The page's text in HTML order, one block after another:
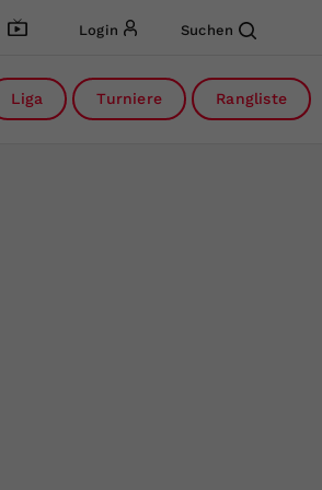
Login Suchen
Liga Turniere Rangliste